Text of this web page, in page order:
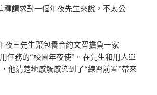
種請求對一個年夜先生來說，不太公
夜三先生葉包養合約文智擔負一家
任務的“校園年夜使”。在先生和用人單
他清楚地感觸感染到了“練習前置”帶來